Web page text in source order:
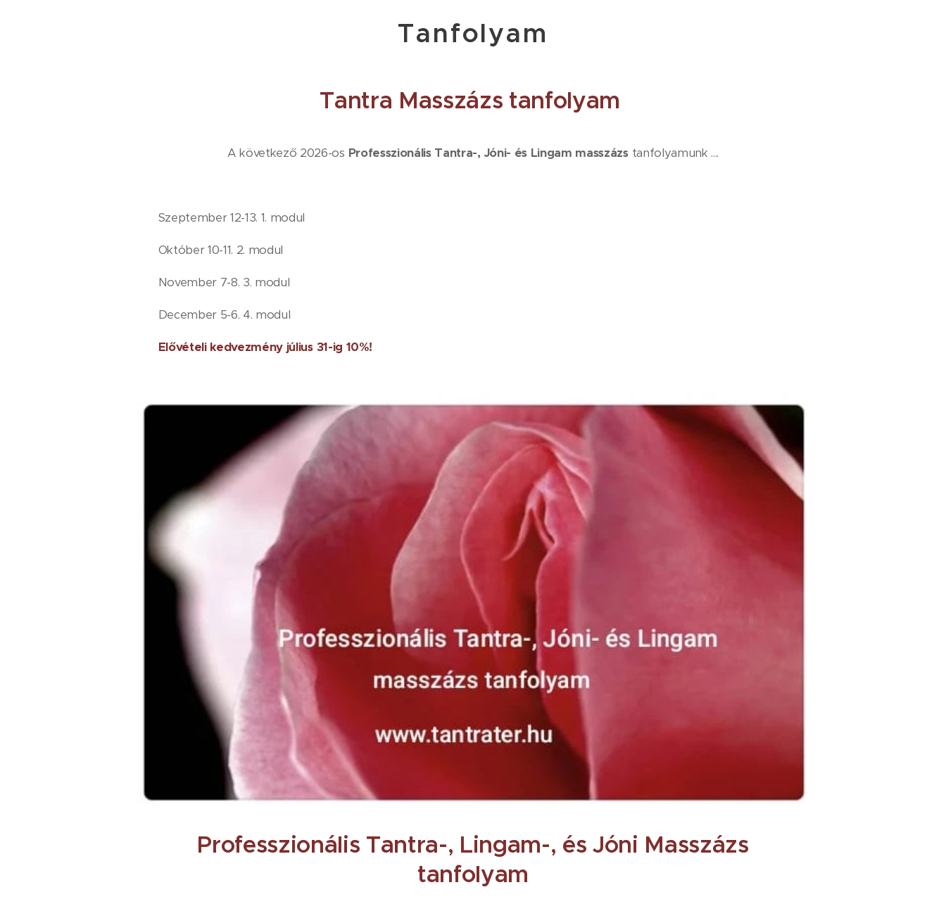
Tanfolyam
Tantra Masszázs tanfolyam
A következő 2026-os Professzionális Tantra-, Jóni- és Lingam masszázstanfolyamunk ....
Szeptember 12-13. 1. modul
Október 10-11. 2. modul
November 7-8. 3. modul
December 5-6. 4. modul
Elővételi kedvezmény július 31-ig 10%!
Professzionális Tantra-, Lingam-, és Jóni Masszázs
tanfolyam